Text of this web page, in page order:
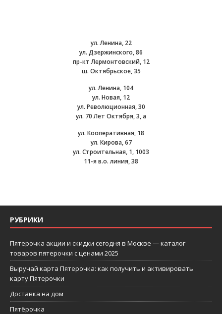
ул. Ленина, 22
ул. Дзержинского, 86
пр-кт Лермонтовский, 12
ш. Октябрьское, 35
ул. Ленина, 104
ул. Новая, 12
ул. Революционная, 30
ул. 70 Лет Октября, 3, а
ул. Кооперативная, 18
ул. Кирова, 67
ул. Строительная, 1, 1003
11-я в.о. линия, 38
РУБРИКИ
Пятерочка акции и скидки сегодня в Москве — каталог
товаров пятерочки с ценами 2025
Выручай карта Пятерочка: как получить и активировать
карту Пятерочки
Доставка на дом
Пятёрочка